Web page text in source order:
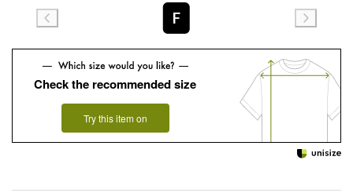
F
Check the recommended size
Try this item on